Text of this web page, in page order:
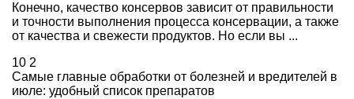
Конечно, качество консервов зависит от правильности
и точности выполнения процесса консервации, а также
от качества и свежести продуктов. Но если вы ...
10 2
Самые главные обработки от болезней и вредителей в
июле: удобный список препаратов